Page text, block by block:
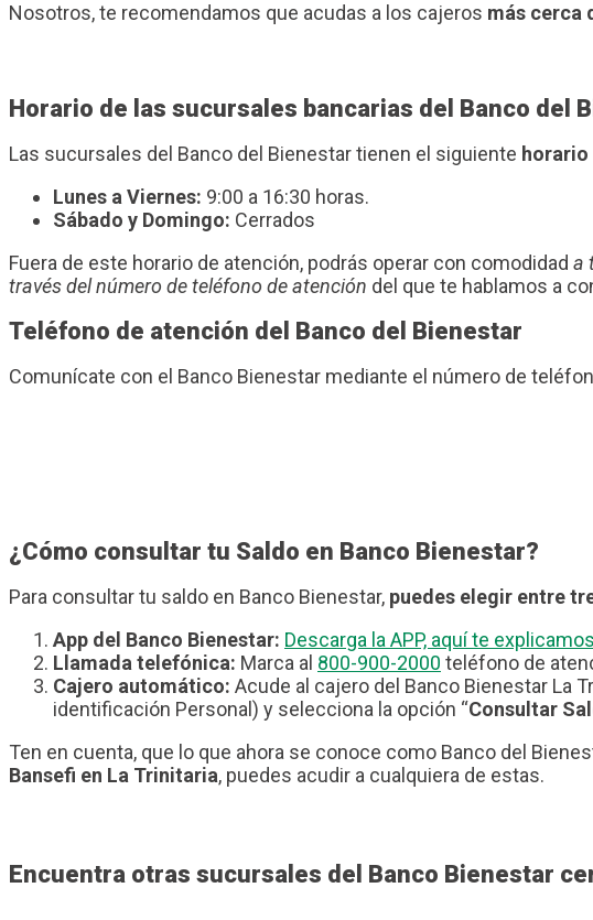
Nosotros, te recomendamos que acudas a los cajeros más cerca
Horario de las sucursales bancarias del Banco del
Las sucursales del Banco del Bienestar tienen el siguiente
Lunes a Viernes: 9:00 a 16:30 horas.
Sábado y Domingo: Cerrados
Fuera de este horario de atención, podrás operar con comodidad a
través del número de teléfono de atención del que te hablamos a
Teléfono de atención del Banco del Bienestar
Comunícate con el Banco Bienestar mediante el número de
¿Cómo consultar tu Saldo en Banco Bienestar?
Para consultar tu saldo en Banco Bienestar, puedes elegir entre
App del Banco Bienestar: Descarga la APP, aquí te
Llamada telefónica: Marca al 800-900-2000 teléfono de
Cajero automático: Acude al cajero del Banco Bienestar La
identificación Personal) y selecciona la opción “Consultar
Ten en cuenta, que lo que ahora se conoce como Banco del
Bansefi en La Trinitaria, puedes acudir a cualquiera de estas.
Encuentra otras sucursales del Banco Bienestar